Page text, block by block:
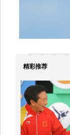
精彩推荐